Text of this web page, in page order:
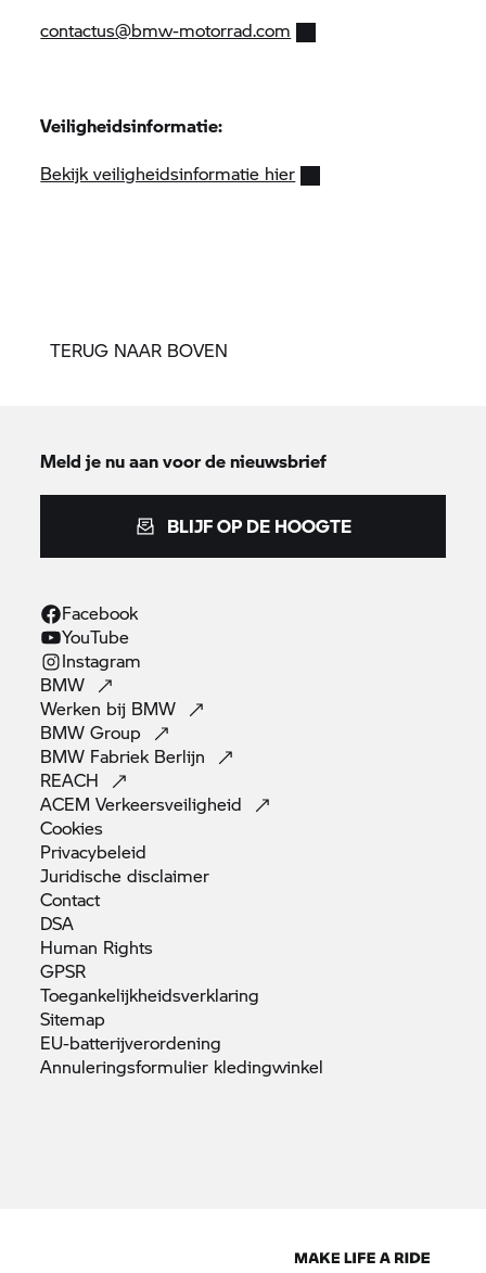
contactus@bmw-motorrad.com
Veiligheidsinformatie:
Bekijk veiligheidsinformatie hier
TERUG NAAR BOVEN
Meld je nu aan voor de nieuwsbrief
BLIJF OP DE HOOGTE
Facebook
YouTube
Instagram
BMW
Werken bij BMW
BMWGroup
BMW Fabriek Berlijn
REACH
ACEMVerkeersveiligheid
Cookies
Privacybeleid
Juridischedisclaimer
Contact
DSA
Human Rights
GPSR
Toegankelijkheidsverklaring
Sitemap
EU-batterijverordening
Annuleringsformulier kledingwinkel